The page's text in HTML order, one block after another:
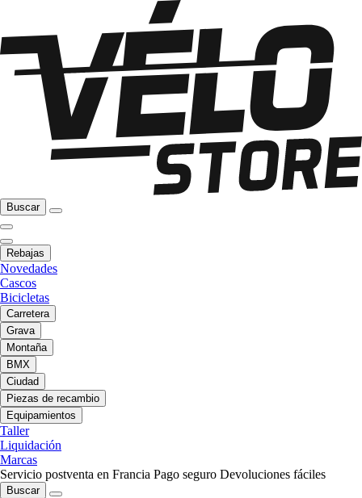
Buscar
Rebajas
Novedades
Cascos
Bicicletas
Carretera
Grava
Montaña
BMX
Ciudad
Piezas de recambio
Equipamientos
Taller
Liquidación
Marcas
Servicio postventa en Francia Pago seguro Devoluciones fáciles
Buscar